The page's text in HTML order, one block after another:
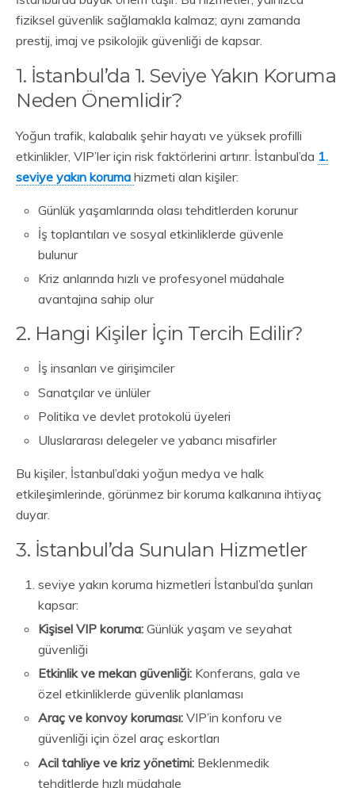
fiziksel güvenlik sağlamakla kalmaz; aynı zamanda
prestij, imaj ve psikolojik güvenliği de kapsar.
1. İstanbul’da 1. Seviye Yakın Koruma
Neden Önemlidir?
Yoğun trafik, kalabalık şehir hayatı ve yüksek profilli
etkinlikler, VIP’ler için risk faktörlerini artırır. İstanbul’da 1.
seviye yakın koruma hizmeti alan kişiler:
Günlük yaşamlarında olası tehditlerden korunur
İş toplantıları ve sosyal etkinliklerde güvenle
bulunur
Kriz anlarında hızlı ve profesyonel müdahale
avantajına sahip olur
2. Hangi Kişiler İçin Tercih Edilir?
İş insanları ve girişimciler
Sanatçılar ve ünlüler
Politika ve devlet protokolü üyeleri
Uluslararası delegeler ve yabancı misafirler
Bu kişiler, İstanbul’daki yoğun medya ve halk
etkileşimlerinde, görünmez bir koruma kalkanına ihtiyaç
duyar.
3. İstanbul’da Sunulan Hizmetler
seviye yakın koruma hizmetleri İstanbul’da şunları
kapsar:
Kişisel VIP koruma: Günlük yaşam ve seyahat
güvenliği
Etkinlik ve mekan güvenliği: Konferans, gala ve
özel etkinliklerde güvenlik planlaması
Araç ve konvoy koruması: VIP’in konforu ve
güvenliği için özel araç eskortları
Acil tahliye ve kriz yönetimi: Beklenmedik
tehditlerde hızlı müdahale